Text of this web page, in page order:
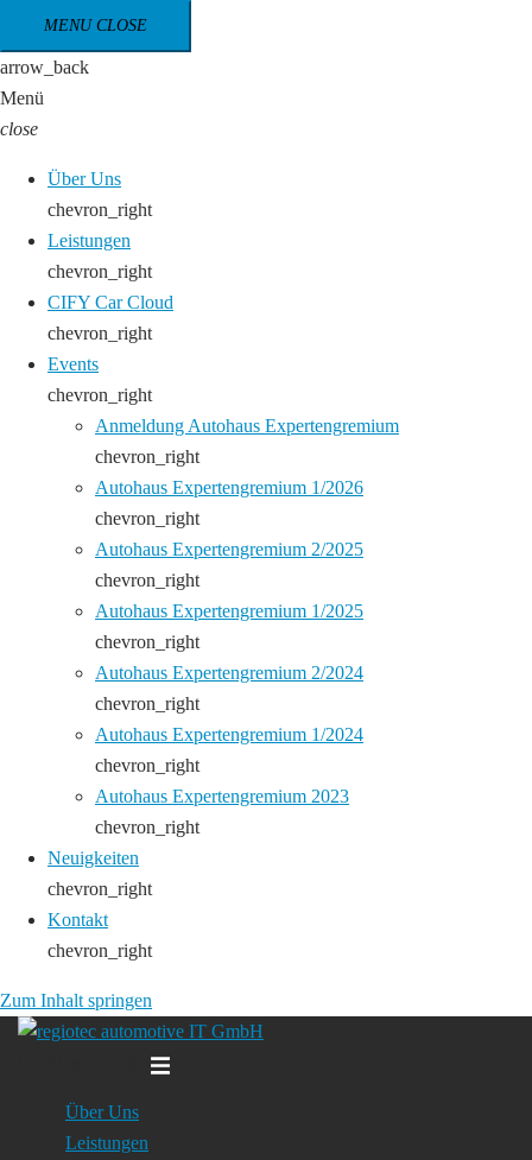
MENU CLOSE
arrow_back
Menü
close
Über Uns
chevron_right
Leistungen
chevron_right
CIFY Car Cloud
chevron_right
Events
chevron_right
Anmeldung Autohaus Expertengremium
chevron_right
Autohaus Expertengremium 1/2026
chevron_right
Autohaus Expertengremium 2/2025
chevron_right
Autohaus Expertengremium 1/2025
chevron_right
Autohaus Expertengremium 2/2024
chevron_right
Autohaus Expertengremium 1/2024
chevron_right
Autohaus Expertengremium 2023
chevron_right
Neuigkeiten
chevron_right
Kontakt
chevron_right
Zum Inhalt springen
Über Uns
Leistungen